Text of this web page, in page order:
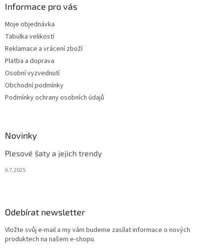
Informace pro vás
Moje objednávka
Tabulka velikostí
Reklamace a vrácení zboží
Platba a doprava
Osobní vyzvednutí
Obchodní podmínky
Podmínky ochrany osobních údajů
Novinky
Plesové šaty a jejich trendy
6.7.2025
Odebírat newsletter
Vložte svůj e-mail a my vám budeme zasílat informace o nových
produktech na našem e-shopu.